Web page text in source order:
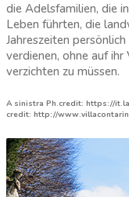
die Adelsfamilien, die
Leben führten, die
Jahreszeiten
verdienen, ohne auf
verzichten zu müssen.
A sinistra Ph.credit: https://
credit: http://